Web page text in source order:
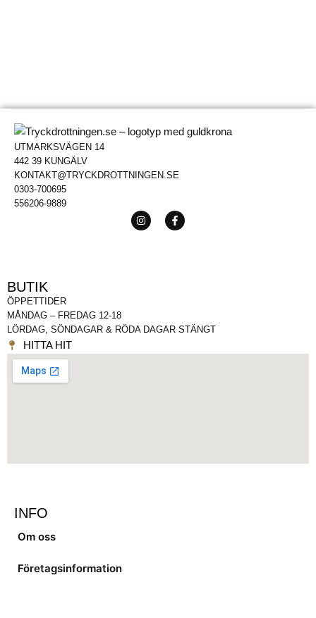
UTMARKSVÄGEN 14
442 39 KUNGÄLV
KONTAKT@TRYCKDROTTNINGEN.SE
0303-700695
556206-9889
BUTIK
ÖPPETTIDER
MÅNDAG – FREDAG 12-18
LÖRDAG, SÖNDAGAR & RÖDA DAGAR STÄNGT
HITTA HIT
INFO
Om oss
Företagsinformation